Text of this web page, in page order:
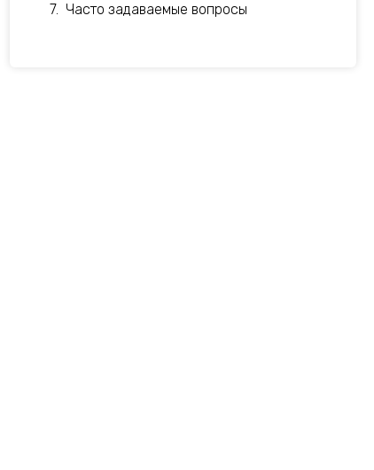
Часто задаваемые вопросы